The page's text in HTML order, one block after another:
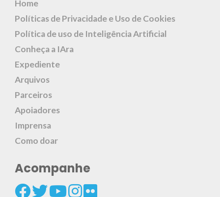
Home
Políticas de Privacidade e Uso de Cookies
Política de uso de Inteligência Artificial
Conheça a IAra
Expediente
Arquivos
Parceiros
Apoiadores
Imprensa
Como doar
Acompanhe